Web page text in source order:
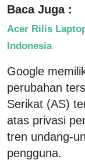
Baca Juga :
Acer Rilis
Indonesia
Google
perubahan
Serikat (AS)
atas privasi
tren undang-
pengguna.